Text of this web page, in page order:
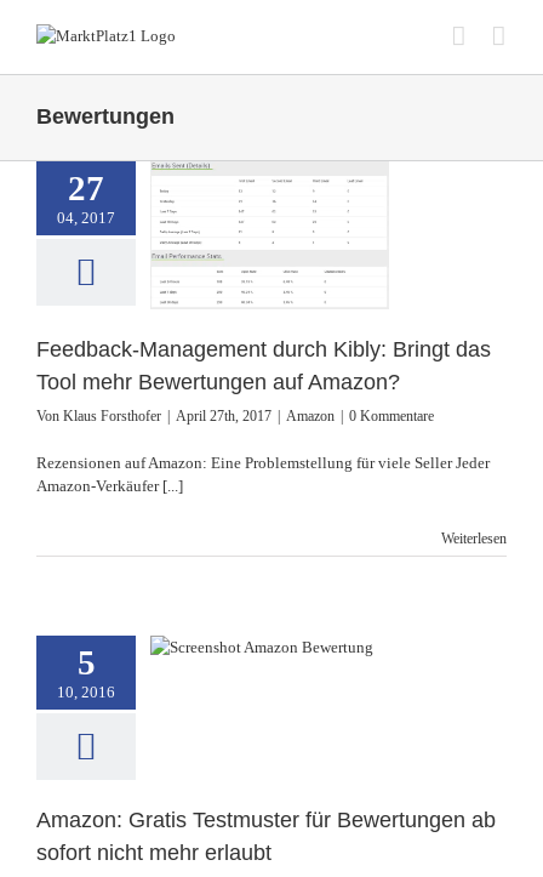
Bewertungen
27
04, 2017
Management
Bringt das
Bewertungen
Feedback-Management durch Kibly: Bringt das
Tool mehr Bewertungen auf Amazon?
Von Klaus Forsthofer April 27th, 2017 Amazon 0 Kommentare
Rezensionen auf Amazon: Eine Problemstellung für viele Seller Jeder
Amazon-Verkäufer [...]
Weiterlesen
5
10, 2016
für
ab sofort
mehr erlaubt
Amazon: Gratis Testmuster für Bewertungen ab
sofort nicht mehr erlaubt